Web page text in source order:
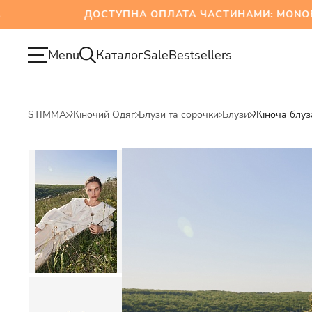
ДОСТУПНА ОПЛАТА ЧАСТИНАМИ:
Menu КаталогSaleBestsellers
STIMMA Жіночий Одяг Блузи та сорочки Блузи Жіноча